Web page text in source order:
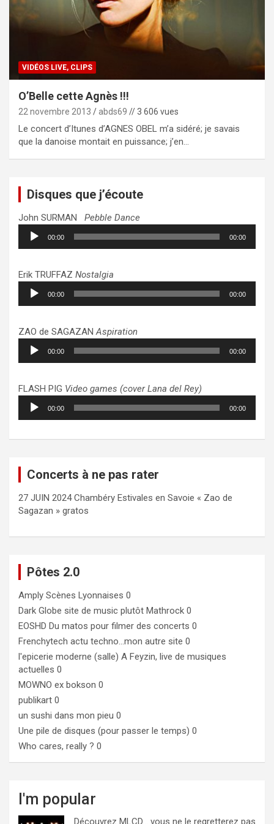
VIDÉOS LIVE, CLIPS
O’Belle cette Agnès !!!
22 novembre 2013 abds69 // 3 606 vues
Le concert d’Itunes d’AGNES OBEL m’a sidéré; je savais
que la danoise montait en puissance; j’en…
Disques que j’écoute
John SURMAN Pebble Dance
Lecteur
audio
00:00 00:00
Erik TRUFFAZ Nostalgia
Lecteur
audio
00:00 00:00
ZAO de SAGAZANAspiration
Lecteur
audio
00:00 00:00
FLASH PIG Video games (cover Lana del Rey)
Lecteur
audio
00:00 00:00
Concerts à ne pas rater
27 JUIN 2024 Chambéry Estivales en Savoie « Zao de
Sagazan » gratos
Pôtes 2.0
Amply Scènes Lyonnaises 0
Dark Globe site de music plutôt Mathrock 0
EOSHD Du matos pour filmer des concerts 0
Frenchytech actu techno…mon autre site 0
l'epicerie moderne (salle) A Feyzin, live de musiques
actuelles 0
MOWNO ex bokson 0
publikart 0
un sushi dans mon pieu 0
Une pile de disques (pour passer le temps) 0
Who cares, really ? 0
I'm popular
Découvrez MLCD… vous ne le regretterez pas